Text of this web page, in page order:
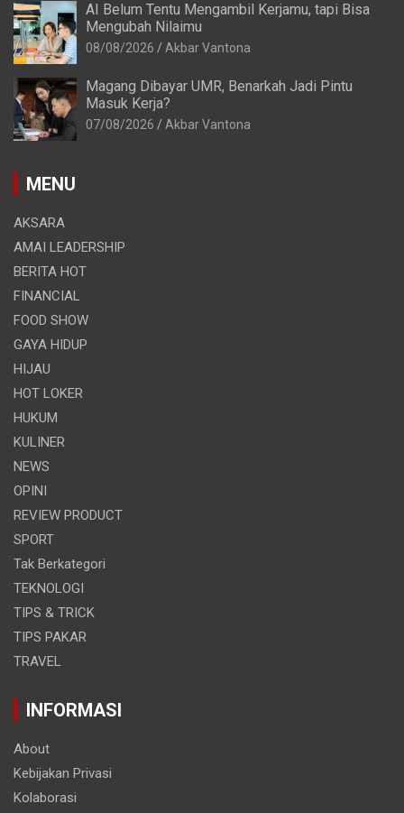
AI Belum Tentu Mengambil Kerjamu, tapi Bisa
Mengubah Nilaimu
08/08/2026 Akbar Vantona
Magang Dibayar UMR, Benarkah Jadi Pintu
Masuk Kerja?
07/08/2026 Akbar Vantona
MENU
AKSARA
AMAI LEADERSHIP
BERITA HOT
FINANCIAL
FOOD SHOW
GAYA HIDUP
HIJAU
HOT LOKER
HUKUM
KULINER
NEWS
OPINI
REVIEW PRODUCT
SPORT
Tak Berkategori
TEKNOLOGI
TIPS & TRICK
TIPS PAKAR
TRAVEL
INFORMASI
About
Kebijakan Privasi
Kolaborasi